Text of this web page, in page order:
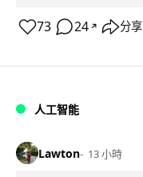
73 24 ↗ 分享
人工智能
Lawton 13 小時